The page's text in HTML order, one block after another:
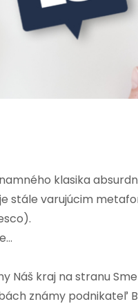
klasika
stále varujúcim
kraj na stranu
známy podnikateľ